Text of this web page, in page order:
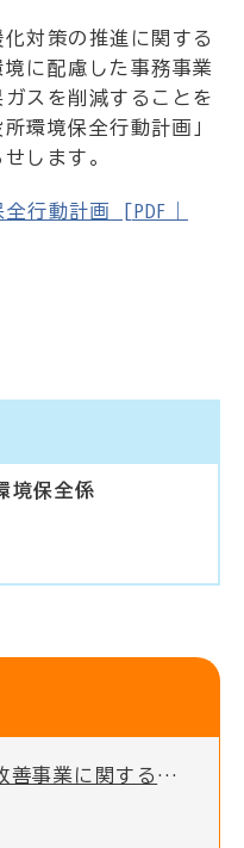
対策の推進に関する
に配慮した事務事業
スを削減することを
環境保全行動計画」
します。
行動計画 [PDF｜
境保全係
地域公共交通確保維持改善事業に関する事業評価の公表について